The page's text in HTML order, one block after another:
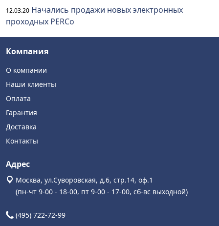
12.03.20 Начались продажи новых электронных
проходных PERCo
Компания
О компании
Наши клиенты
Оплата
Гарантия
Доставка
Контакты
Адрес
Москва, ул.Суворовская, д.6, стр.14, оф.1
(пн-чт 9-00 - 18-00, пт 9-00 - 17-00, сб-вс выходной)
(495) 722-72-99